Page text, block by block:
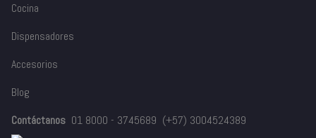
Cocina
Dispensadores
Accesorios
Blog
Contáctanos 01 8000 - 3745689 (+57) 3004524389